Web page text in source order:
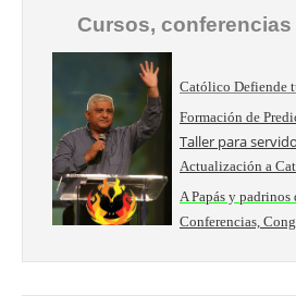
Cursos,
Católico Defiende
Formación de
Taller para
Actualización a
A Papás y
Conferencias,